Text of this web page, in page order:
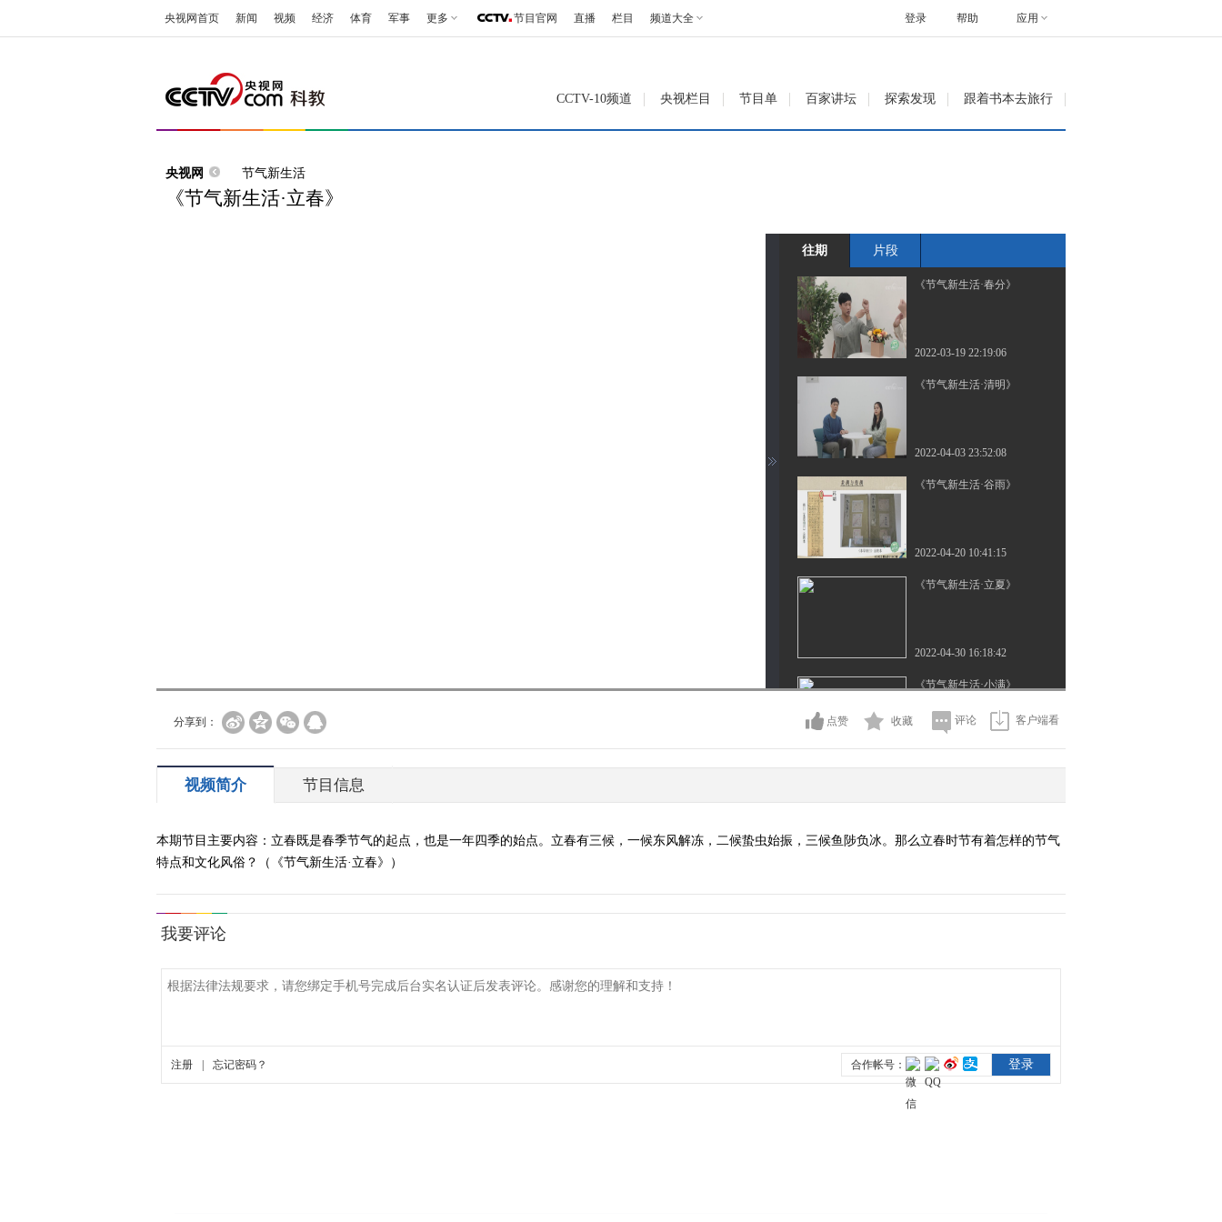
央视网首页 新闻 视频 经济 体育 军事 更多 节目官网 直播 栏目 频道大全 帮助 应用
登录
CCTV-10频道 央视栏目 节目单 百家讲坛 探索发现 跟着书本去旅行
央视网 节气新生活
《节气新生活·立春》
往期 片段
《节气新生活·春分》
2022-03-19 22:19:06
《节气新生活·清明》
2022-04-03 23:52:08
《节气新生活·谷雨》
2022-04-20 10:41:15
《节气新生活·立夏》
2022-04-30 16:18:42
《节气新生活·小满》
2022-05-20 23:27:37
2022-07-06 22:11:08
《节气新生活·大暑》
分享到： 点赞 收藏 评论 客户端看
视频简介 节目信息
本期节目主要内容：立春既是春季节气的起点，也是一年四季的始点。立春有三候，一候东风解冻，二候蛰虫始振，三候鱼陟负冰。那么立春时节有着怎样的节气
特点和文化风俗？（《节气新生活·立春》）